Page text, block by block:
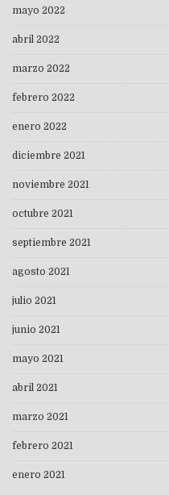
mayo 2022
abril 2022
marzo 2022
febrero 2022
enero 2022
diciembre 2021
noviembre 2021
octubre 2021
septiembre 2021
agosto 2021
julio 2021
junio 2021
mayo 2021
abril 2021
marzo 2021
febrero 2021
enero 2021